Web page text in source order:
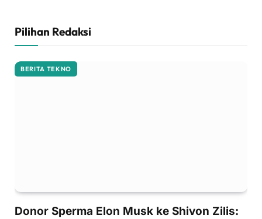
Pilihan Redaksi
BERITA TEKNO
Donor Sperma Elon Musk ke Shivon Zilis: